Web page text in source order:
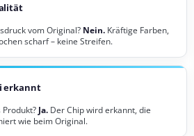
vom Original? Nein. Kräftige Farben,
scharf – keine Streifen.
erkannt
Ja. Der Chip wird erkannt, die
wie beim Original.